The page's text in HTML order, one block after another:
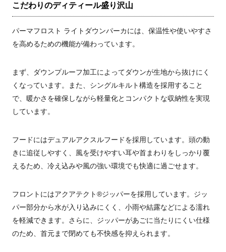
こだわりのディティール盛り沢山
パーマフロスト ライトダウンパーカには、保温性や使いやすさ
を高めるための機能が備わっています。
まず、ダウンプルーフ加工によってダウンが生地から抜けにく
くなっています。また、シングルキルト構造を採用すること
で、暖かさを確保しながら軽量化とコンパクトな収納性を実現
しています。
フードにはデュアルアクスルフードを採用しています。頭の動
きに追従しやすく、風を受けやすい耳や首まわりをしっかり覆
えるため、冷え込みや風の強い環境でも快適に過ごせます。
フロントにはアクアテクト®ジッパーを採用しています。ジッ
パー部分から水が入り込みにくく、小雨や結露などによる濡れ
を軽減できます。さらに、ジッパーがあごに当たりにくい仕様
のため、首元まで閉めても不快感を抑えられます。